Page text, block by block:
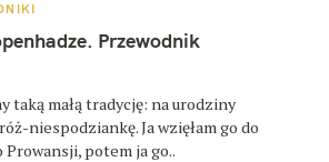
Przewodnik
taką małą tradycję: na urodziny
niespodziankę. Ja wzięłam go do
potem ja go..